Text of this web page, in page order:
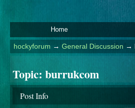
Home
hockyforum → General Discussion →
Topic: burrukcom
Post Info